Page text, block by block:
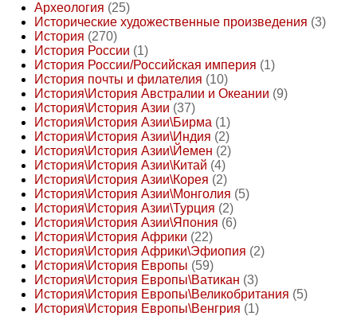
Археология (25)
Исторические художественные произведения (3)
История (270)
История России (1)
История России/Российская империя (1)
История почты и филателия (10)
История\История Австралии и Океании (9)
История\История Азии (37)
История\История Азии\Бирма (1)
История\История Азии\Индия (2)
История\История Азии\Йемен (2)
История\История Азии\Китай (4)
История\История Азии\Корея (2)
История\История Азии\Монголия (5)
История\История Азии\Турция (2)
История\История Азии\Япония (6)
История\История Африки (22)
История\История Африки\Эфиопия (2)
История\История Европы (59)
История\История Европы\Ватикан (3)
История\История Европы\Великобритания (5)
История\История Европы\Венгрия (1)